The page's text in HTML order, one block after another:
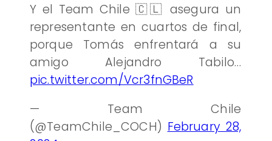
Y el Team Chile 🇨🇱 asegura un
representante en cuartos de final,
porque Tomás enfrentará a su
amigo Alejandro Tabilo…
pic.twitter.com/Vcr3fnGBeR
— Team Chile
(@TeamChile_COCH) February 28,